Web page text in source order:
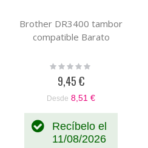
Brother DR3400 tambor
compatible Barato
Rating:
9,45 €
Desde 8,51 €
Recíbelo el
11/08/2026